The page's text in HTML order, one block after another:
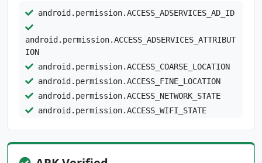
android.permission.ACCESS_ADSERVICES_AD_ID
android.permission.ACCESS_ADSERVICES_ATTRIBUT
ION
android.permission.ACCESS_COARSE_LOCATION
android.permission.ACCESS_FINE_LOCATION
android.permission.ACCESS_NETWORK_STATE
android.permission.ACCESS_WIFI_STATE